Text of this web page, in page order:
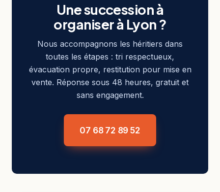
Une succession à
organiser à Lyon ?
Nous accompagnons les héritiers dans
toutes les étapes : tri respectueux,
évacuation propre, restitution pour mise en
vente. Réponse sous 48 heures, gratuit et
sans engagement.
07 68 72 89 52